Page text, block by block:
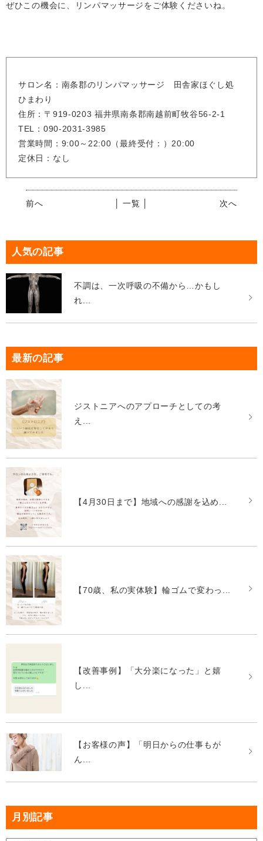
ぜひこの機会に、リンパマッサージをご体験くださいね。
サロン名：南条郡のリンパマッサージ 田舎家ほぐし処
ひまわり
住所：〒919-0203 福井県南条郡南越前町牧谷56-2-1
TEL：090-2031-3985
営業時間：9:00～22:00（最終受付：）20:00
定休日：なし
前へ 次へ
│ 一覧 │
人気の記事
不調は、一次呼吸の不備から…かもし
れ...
最新の記事
ジストニアへのアプローチとしての考
え...
【4月30日まで】地域への感謝を込め...
【70歳、私の実体験】輪ゴムで変わっ...
【改善事例】「大分楽になった」と嬉
し...
【お客様の声】「明日からの仕事もが
ん...
月別記事